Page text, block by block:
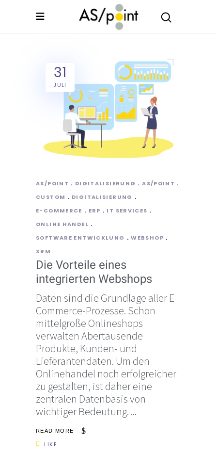
31
JULI
AS/POINT DIGITALISIERUNG
AS/POINT
CUSTOM
DIGITALISIERUNG
E-COMMERCE
ERP
IT SERVICES
ONLINE HANDEL
SOFTWARE ENTWICKLUNG
WEBSHOP
XRM
Die Vorteile eines
integrierten Webshops
Daten sind die Grundlage aller E-
Commerce-Prozesse. Schon
mittelgroße Onlineshops
verwalten Abertausende
Produkte, Kunden- und
Lieferantendaten. Um den
Onlinehandel noch erfolgreicher
zu gestalten, ist daher eine
zentralen Datenbasis von
wichtiger Bedeutung.
READ MORE
LIKE